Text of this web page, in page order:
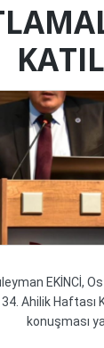
EKİNCİ,
Ahilik Haftası
konuşması